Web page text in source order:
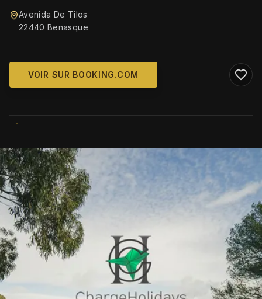
Avenida De Tilos
22440 Benasque
VOIR SUR BOOKING.COM